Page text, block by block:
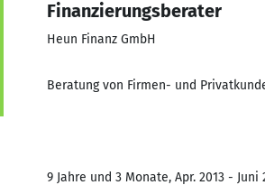
Finanzierungsberater
Heun Finanz GmbH
Beratung von Firmen- und
9 Jahre und 3 Monate, Apr. 2013 - Juni